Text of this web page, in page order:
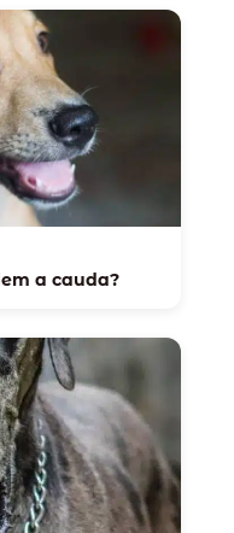
a cauda?